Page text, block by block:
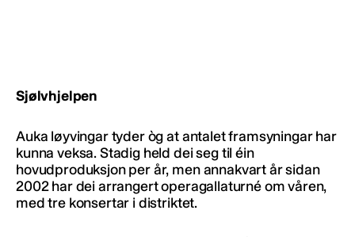
Sjølvhjelpen
Auka løyvingar tyder òg at antalet framsyningar har
kunna veksa. Stadig held dei seg til éin
hovudproduksjon per år, men annakvart år sidan
2002 har dei arrangert operagallaturné om våren,
med tre konsertar i distriktet.